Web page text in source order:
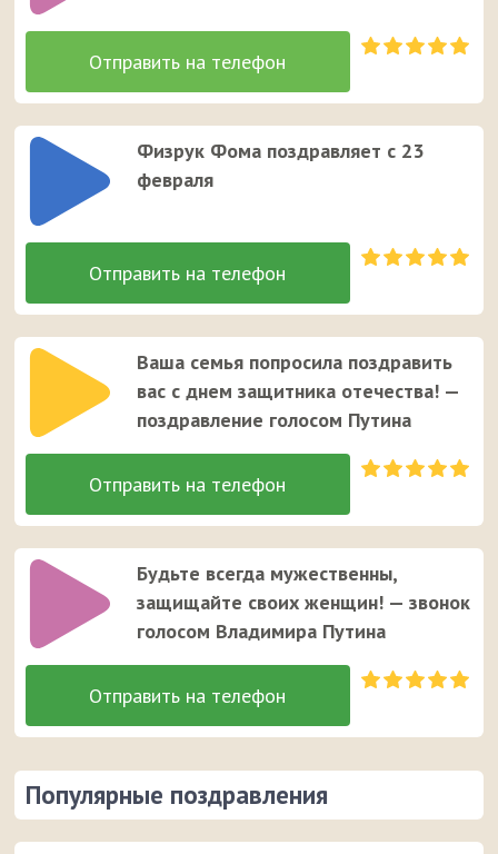
Физрук Фома поздравляет с 23
февраля
Ваша семья попросила поздравить
вас с днем защитника отечества! —
поздравление голосом Путина
Будьте всегда мужественны,
защищайте своих женщин! — звонок
голосом Владимира Путина
Популярные поздравления